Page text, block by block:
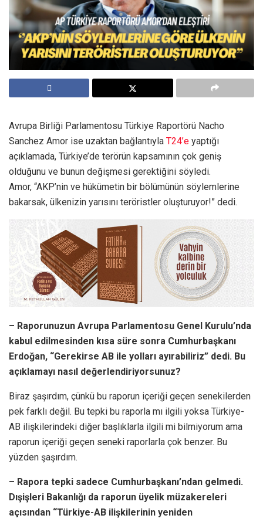
Avrupa Birliği Parlamentosu Türkiye Raportörü Nacho
Sanchez Amor ise uzaktan bağlantıyla T24’e yaptığı
açıklamada, Türkiye’de terörün kapsamının çok geniş
olduğunu ve bunun değişmesi gerektiğini söyledi.
Amor, “AKP’nin ve hükümetin bir bölümünün söylemlerine
bakarsak, ülkenizin yarısını teröristler oluşturuyor!” dedi.
– Raporunuzun Avrupa Parlamentosu Genel Kurulu’nda
kabul edilmesinden kısa süre sonra Cumhurbaşkanı
Erdoğan, “Gerekirse AB ile yolları ayırabiliriz” dedi. Bu
açıklamayı nasıl değerlendiriyorsunuz?
Biraz şaşırdım, çünkü bu raporun içeriği geçen senekilerden
pek farklı değil. Bu tepki bu raporla mı ilgili yoksa Türkiye-
AB ilişkilerindeki diğer başlıklarla ilgili mi bilmiyorum ama
raporun içeriği geçen seneki raporlarla çok benzer. Bu
yüzden şaşırdım.
– Rapora tepki sadece Cumhurbaşkanı’ndan gelmedi.
Dışişleri Bakanlığı da raporun üyelik müzakereleri
açısından “Türkiye-AB ilişkilerinin yeniden